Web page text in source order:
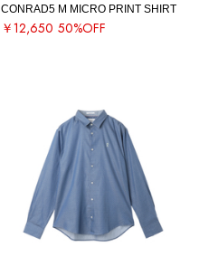
CONRAD5 M MICRO PRINT SHIRT
￥12,650 50%OFF